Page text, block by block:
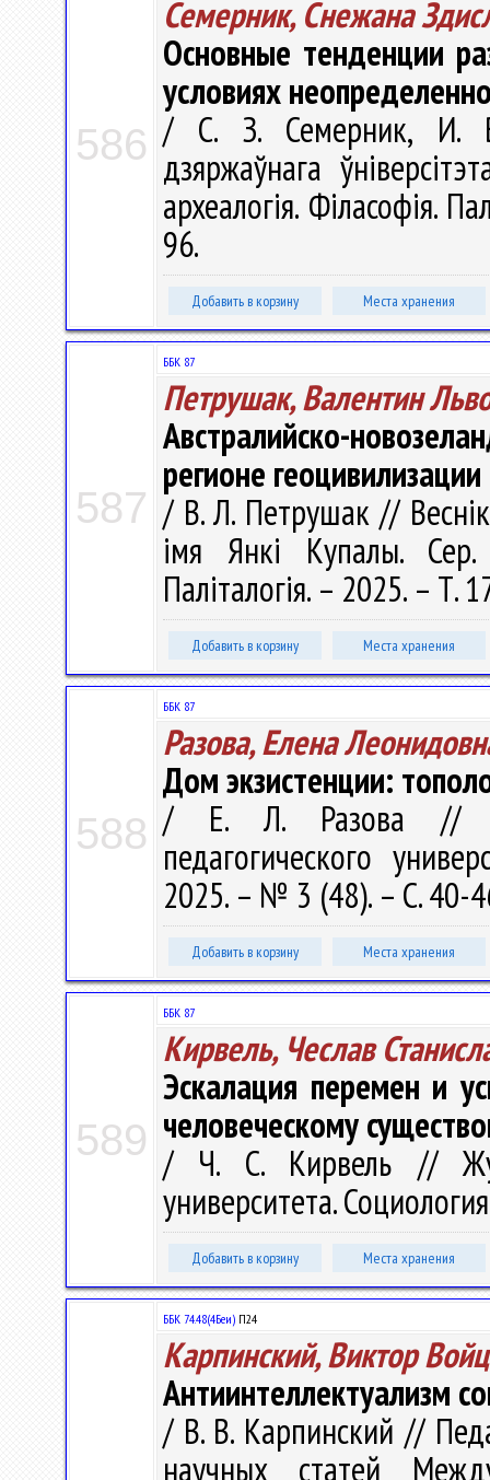
586
Семерник, Снежана
Основные тенденции
условиях
/ С. З. Семерник, И. В.
дзяржаўнага
археалогія. Філасофія.
96.
Добавить в корзину Места хранения
587
ББК 87
Петрушак, Валентин
Австралийско-
регионе
/ В. Л. Петрушак // Веснік
імя Янкі Купалы. Сер.
Паліталогія. – 2025. –
Добавить в корзину Места хранения
588
ББК 87
Разова, Елена
Дом экзистенции:
/ Е. Л. Разова //
педагогического
2025. – № 3 (48). – С. 40-
Добавить в корзину Места хранения
589
ББК 87
Кирвель, Чеслав
Эскалация перемен и
человеческому
/ Ч. С. Кирвель //
университета.
Добавить в корзину Места хранения
ББК 74.48(4Беи) П24
Карпинский, Виктор
Антиинтеллектуализм
/ В. В. Карпинский //
научных статей